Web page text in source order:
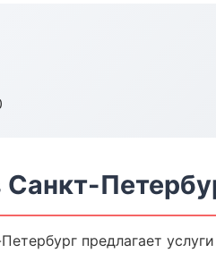
предлагает